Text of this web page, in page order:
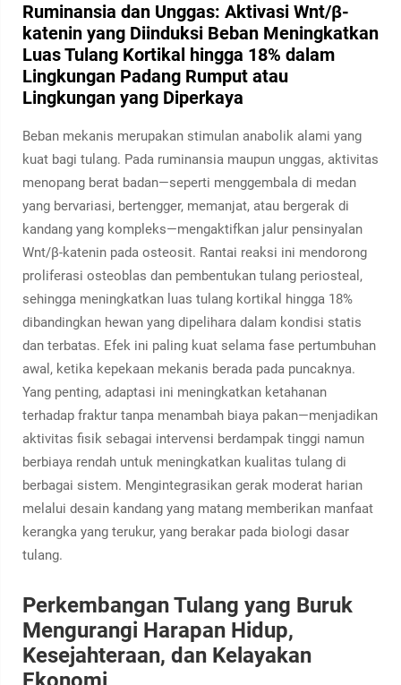
Ruminansia dan Unggas: Aktivasi Wnt/β-
katenin yang Diinduksi Beban Meningkatkan
Luas Tulang Kortikal hingga 18% dalam
Lingkungan Padang Rumput atau
Lingkungan yang Diperkaya
Beban mekanis merupakan stimulan anabolik alami yang
kuat bagi tulang. Pada ruminansia maupun unggas, aktivitas
menopang berat badan—seperti menggembala di medan
yang bervariasi, bertengger, memanjat, atau bergerak di
kandang yang kompleks—mengaktifkan jalur pensinyalan
Wnt/β-katenin pada osteosit. Rantai reaksi ini mendorong
proliferasi osteoblas dan pembentukan tulang periosteal,
sehingga meningkatkan luas tulang kortikal hingga 18%
dibandingkan hewan yang dipelihara dalam kondisi statis
dan terbatas. Efek ini paling kuat selama fase pertumbuhan
awal, ketika kepekaan mekanis berada pada puncaknya.
Yang penting, adaptasi ini meningkatkan ketahanan
terhadap fraktur tanpa menambah biaya pakan—menjadikan
aktivitas fisik sebagai intervensi berdampak tinggi namun
berbiaya rendah untuk meningkatkan kualitas tulang di
berbagai sistem. Mengintegrasikan gerak moderat harian
melalui desain kandang yang matang memberikan manfaat
kerangka yang terukur, yang berakar pada biologi dasar
tulang.
Perkembangan Tulang yang Buruk
Mengurangi Harapan Hidup,
Kesejahteraan, dan Kelayakan